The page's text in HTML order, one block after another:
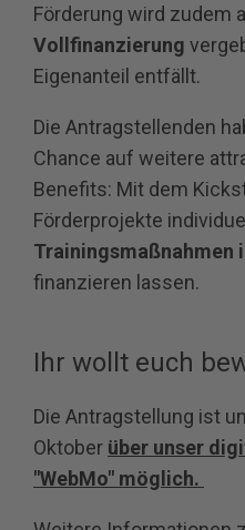
Förderung wird zudem
Vollfinanzierung
Eigenanteil entfällt.
Die Antragstellenden
Chance auf weitere
Benefits: Mit dem
Förderprojekte
Trainingsmaßnahmen
finanzieren lassen.
Ihr wollt euch
Die Antragstellung ist
Oktober über unser
"WebMo" möglich.